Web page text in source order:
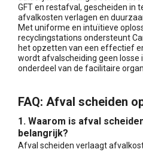
GFT en restafval, gescheiden in
afvalkosten verlagen en
Met uniforme en intuïtieve
recyclingstations ondersteunt
het opzetten van een effectief
wordt afvalscheiding geen losse
onderdeel van de facilitaire
FAQ: Afval scheiden
1. Waarom is afval
belangrijk?
Afval scheiden verlaagt